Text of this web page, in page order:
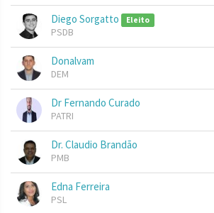
Diego Sorgatto Eleito
PSDB
Donalvam
DEM
Dr Fernando Curado
PATRI
Dr. Claudio Brandão
PMB
Edna Ferreira
PSL